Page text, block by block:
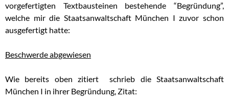
vorgefertigten Textbausteinen bestehende “Begründung”,
welche mir die Staatsanwaltschaft München I zuvor schon
ausgefertigt hatte:
Beschwerde abgewiesen
Wie bereits oben zitiert schrieb die Staatsanwaltschaft
München I in ihrer Begründung, Zitat: